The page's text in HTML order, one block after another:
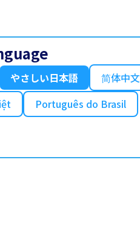
やさしい日本語
简体中文
Português do Brasil